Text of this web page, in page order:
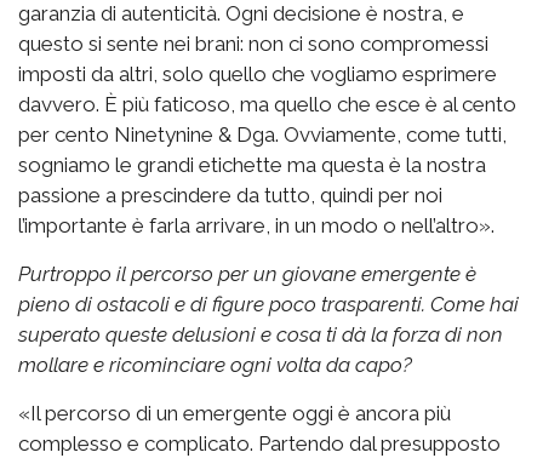
garanzia di autenticità. Ogni decisione è nostra, e
questo si sente nei brani: non ci sono compromessi
imposti da altri, solo quello che vogliamo esprimere
davvero. È più faticoso, ma quello che esce è al cento
per cento Ninetynine & Dga. Ovviamente, come tutti,
sogniamo le grandi etichette ma questa è la nostra
passione a prescindere da tutto, quindi per noi
l’importante è farla arrivare, in un modo o nell’altro».
Purtroppo il percorso per un giovane emergente è
pieno di ostacoli e di figure poco trasparenti. Come hai
superato queste delusioni e cosa ti dà la forza di non
mollare e ricominciare ogni volta da capo?
«Il percorso di un emergente oggi è ancora più
complesso e complicato. Partendo dal presupposto